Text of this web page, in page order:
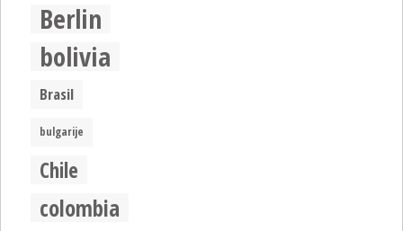
Berlin
bolivia
Brasil
bulgarije
Chile
colombia